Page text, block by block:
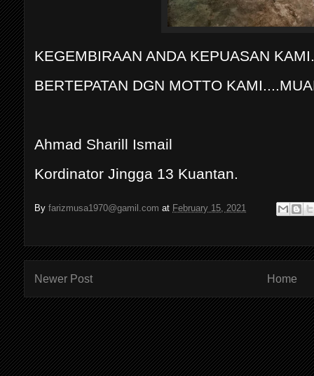
KEGEMBIRAAN ANDA KEPUASAN
BERTEPATAN DGN MOTTO
Ahmad Sharill Ismail
Kordinator Jingga 13 Kuantan.
Byfarizmusa1970@gamil.com at February 15, 2021
Newer Post Home